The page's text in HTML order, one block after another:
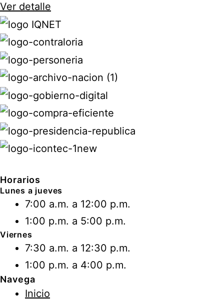
Ver detalle
Horarios
Lunes a jueves
7:00 a.m. a 12:00 p.m.
1:00 p.m. a 5:00 p.m.
Viernes
7:30 a.m. a 12:30 p.m.
1:00 p.m. a 4:00 p.m.
Navega
Inicio